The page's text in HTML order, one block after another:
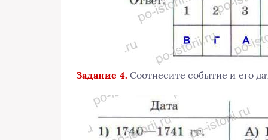
Задание 4. Соотнесите событие и его